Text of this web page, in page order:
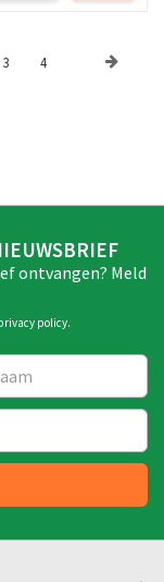
3 4
ontvangen? Meld
policy.